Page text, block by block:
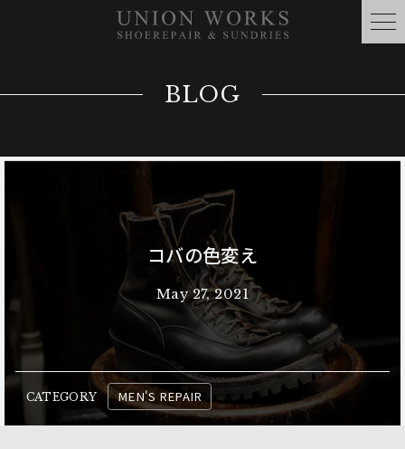
BLOG
コバの色変え
May 27, 2021
CATEGORY MEN'S REPAIR